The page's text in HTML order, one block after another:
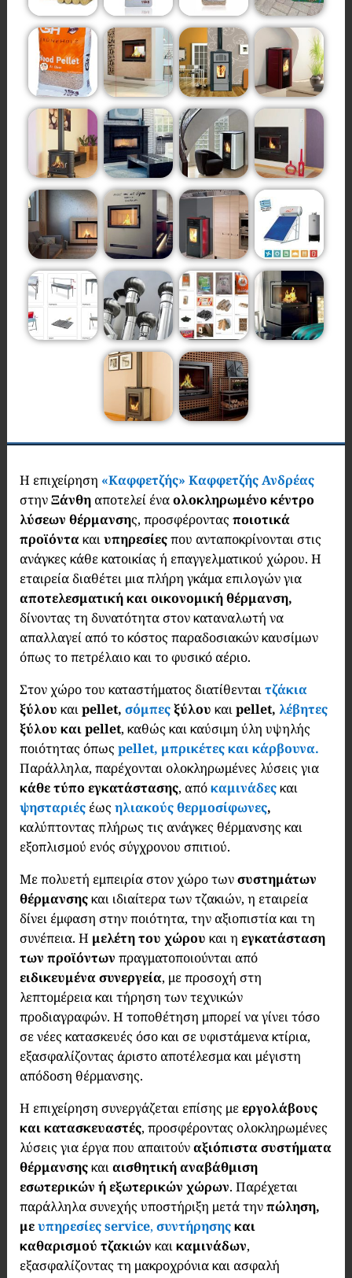
Η επιχείρηση «Καφφετζής» Καφφετζής Ανδρέας
στηνΞάνθηαποτελεί έναολοκληρωμένο κέντρο
λύσεων θέρμανσης, προσφέροντας ποιοτικά
προϊόντακαιυπηρεσίεςπου ανταποκρίνονται στις
ανάγκες κάθε κατοικίας ή επαγγελματικού χώρου. Η
εταιρεία διαθέτει μια πλήρη γκάμα επιλογών για
αποτελεσματική και οικονομική θέρμανση,
δίνοντας τη δυνατότητα στον καταναλωτή να
απαλλαγεί από το κόστος παραδοσιακών καυσίμων
όπως το πετρέλαιο και το φυσικό αέριο.
Στον χώρο του καταστήματος διατίθενταιτζάκια
ξύλου καιpellet, σόμπεςξύλου καιpellet, λέβητες
ξύλου και pellet, καθώς και καύσιμη ύλη υψηλής
ποιότητας όπως pellet, μπρικέτες και κάρβουνα.
Παράλληλα, παρέχονται ολοκληρωμένες λύσεις για
κάθε τύπο εγκατάστασης, απόκαμινάδεςκαι
ψησταριέςέως ηλιακούς θερμοσίφωνες,
καλύπτοντας πλήρως τις ανάγκες θέρμανσης και
εξοπλισμού ενός σύγχρονου σπιτιού.
Με πολυετή εμπειρία στον χώρο τωνσυστημάτων
θέρμανσηςκαι ιδιαίτερα των τζακιών, η εταιρεία
δίνει έμφαση στην ποιότητα, την αξιοπιστία και τη
συνέπεια. Η μελέτη του χώρου και η εγκατάσταση
των προϊόντων πραγματοποιούνται από
ειδικευμένα συνεργεία, με προσοχή στη
λεπτομέρεια και τήρηση των τεχνικών
προδιαγραφών. Η τοποθέτηση μπορεί να γίνει τόσο
σε νέες κατασκευές όσο και σε υφιστάμενα κτίρια,
εξασφαλίζοντας άριστο αποτέλεσμα και μέγιστη
απόδοση θέρμανσης.
Η επιχείρηση συνεργάζεται επίσης μεεργολάβους
και κατασκευαστές, προσφέροντας ολοκληρωμένες
λύσεις για έργα που απαιτούναξιόπιστα συστήματα
θέρμανσηςκαιαισθητική αναβάθμιση
εσωτερικών ή εξωτερικών χώρων. Παρέχεται
παράλληλα συνεχής υποστήριξη μετά τηνπώληση,
μευπηρεσίες service, συντήρησηςκαι
καθαρισμού τζακιών καικαμινάδων,
εξασφαλίζοντας τη μακροχρόνια και ασφαλή